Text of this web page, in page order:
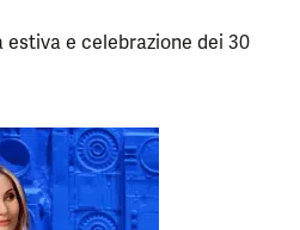
estiva e celebrazione dei 30